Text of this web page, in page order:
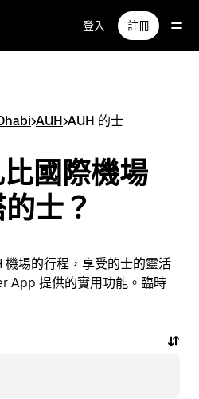
登入 註冊
>AUH>AUH 的士
國際機場
士？
機場的行程，享受的士的靈活
App 提供的實用功能。臨時需
站預約行程，享受經濟實惠